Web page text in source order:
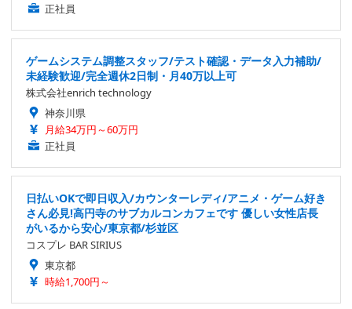
正社員
ゲームシステム調整スタッフ/テスト確認・データ入力補助/
未経験歓迎/完全週休2日制・月40万以上可
株式会社enrich technology
神奈川県
月給34万円～60万円
正社員
日払いOKで即日収入/カウンターレディ/アニメ・ゲーム好き
さん必見!高円寺のサブカルコンカフェです 優しい女性店長
がいるから安心/東京都/杉並区
コスプレ BAR SIRIUS
東京都
時給1,700円～